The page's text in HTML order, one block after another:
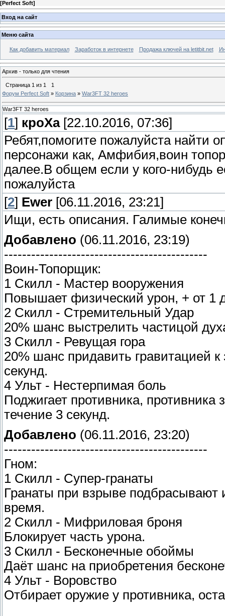
[Perfect Soft]
Вход на сайт
Меню сайта
Как добавить материал Заработок в интернете Продажа ключей на letitbit.net
Архив - только для чтения
Страница 1 из 1
1
Форум Perfect Soft » Корзина » War3FT 32 heroes
War3FT 32 heroes
[1] кроХа[22.10.2016, 07:36]
Ребят,помогите пожалуйста найти
персонажи как, Амфибия,воин
далее.В общем если у кого-нибудь
пожалуйста
[2] Ewer [06.11.2016, 23:21]
Ищи, есть описания. Галимые
Добавлено (06.11.2016, 23:19)
---------------------------------------------
Воин-Топорщик:
1 Скилл - Мастер вооружения
Повышает физический урон, + от 1
2 Скилл - Стремительный Удар
20% шанс выстрелить частицой
3 Скилл - Ревущая гора
20% шанс придавить гравитацией
секунд.
4 Ульт - Нестерпимая боль
Поджигает противника, противника
течение 3 секунд.
Добавлено (06.11.2016, 23:20)
---------------------------------------------
Гном:
1 Скилл - Супер-гранаты
Гранаты при взрыве подбрасывают
время.
2 Скилл - Мифриловая броня
Блокирует часть урона.
3 Скилл - Бесконечные обоймы
Даёт шанс на приобретения
4 Ульт - Воровство
Отбирает оружие у противника,